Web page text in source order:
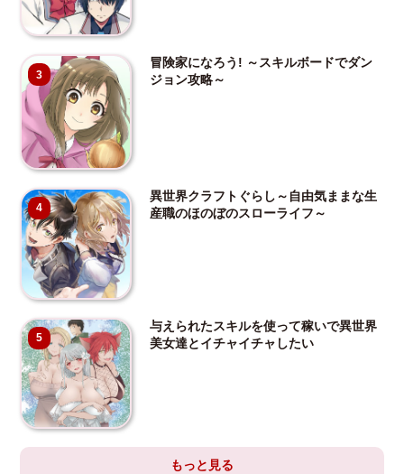
3
冒険家になろう! ～スキルボードでダン
ジョン攻略～
4
異世界クラフトぐらし～自由気ままな生
産職のほのぼのスローライフ～
5
与えられたスキルを使って稼いで異世界
美女達とイチャイチャしたい
もっと見る